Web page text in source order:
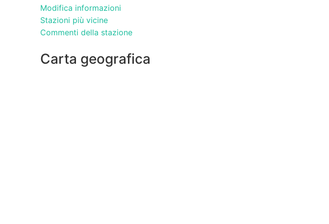
Modifica informazioni
Stazioni più vicine
Commenti della stazione
Carta geografica